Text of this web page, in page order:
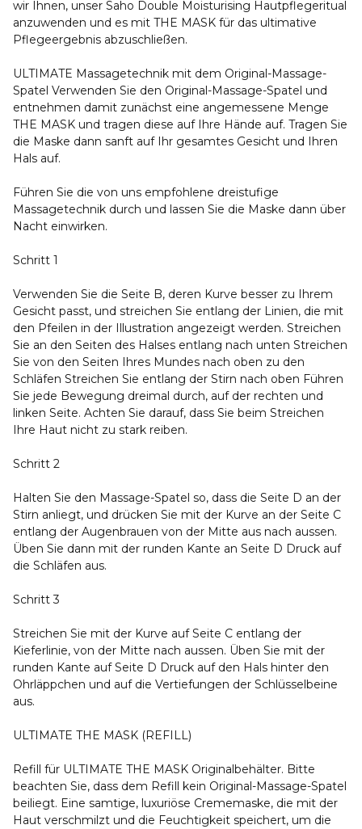
wir Ihnen, unser Saho Double Moisturising Hautpflegeritual
anzuwenden und es mit THE MASK für das ultimative
Pflegeergebnis abzuschließen.
ULTIMATE Massagetechnik mit dem Original-Massage-
Spatel Verwenden Sie den Original-Massage-Spatel und
entnehmen damit zunächst eine angemessene Menge
THE MASK und tragen diese auf Ihre Hände auf. Tragen Sie
die Maske dann sanft auf Ihr gesamtes Gesicht und Ihren
Hals auf.
Führen Sie die von uns empfohlene dreistufige
Massagetechnik durch und lassen Sie die Maske dann über
Nacht einwirken.
Schritt 1
Verwenden Sie die Seite B, deren Kurve besser zu Ihrem
Gesicht passt, und streichen Sie entlang der Linien, die mit
den Pfeilen in der Illustration angezeigt werden. Streichen
Sie an den Seiten des Halses entlang nach unten Streichen
Sie von den Seiten Ihres Mundes nach oben zu den
Schläfen Streichen Sie entlang der Stirn nach oben Führen
Sie jede Bewegung dreimal durch, auf der rechten und
linken Seite. Achten Sie darauf, dass Sie beim Streichen
Ihre Haut nicht zu stark reiben.
Schritt 2
Halten Sie den Massage-Spatel so, dass die Seite D an der
Stirn anliegt, und drücken Sie mit der Kurve an der Seite C
entlang der Augenbrauen von der Mitte aus nach aussen.
Üben Sie dann mit der runden Kante an Seite D Druck auf
die Schläfen aus.
Schritt 3
Streichen Sie mit der Kurve auf Seite C entlang der
Kieferlinie, von der Mitte nach aussen. Üben Sie mit der
runden Kante auf Seite D Druck auf den Hals hinter den
Ohrläppchen und auf die Vertiefungen der Schlüsselbeine
aus.
ULTIMATE THE MASK (REFILL)
Refill für ULTIMATE THE MASK Originalbehälter. Bitte
beachten Sie, dass dem Refill kein Original-Massage-Spatel
beiliegt. Eine samtige, luxuriöse Crememaske, die mit der
Haut verschmilzt und die Feuchtigkeit speichert, um die